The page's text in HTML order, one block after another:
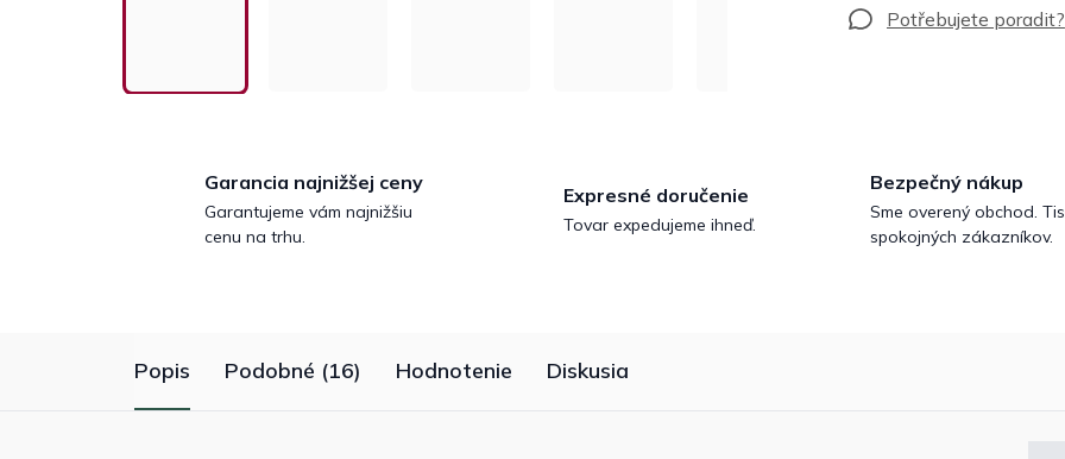
Garancia najnižšej ceny
Garantujeme vám najnižšiu
cenu na trhu.
Expresné doručenie
Tovar expedujeme ihneď.
Bezpečný nákup
Sme overený obchod.
spokojných zákazníkov.
Popis Podobné (16) Hodnotenie Diskusia